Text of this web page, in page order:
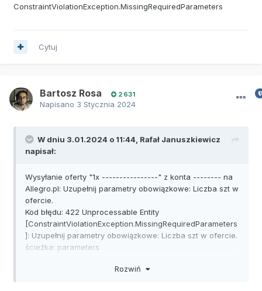
ConstraintViolationException.MissingRequiredParameters
Cytuj
Bartosz Rosa 2 631
Napisano 3 Stycznia 2024
W dniu 3.01.2024 o 11:44, Rafał Januszkiewicz
napisał:
Wysyłanie oferty "1x ----------------" z konta -------- na
Allegro.pl: Uzupełnij parametry obowiązkowe: Liczba szt w
ofercie.
Kod błędu: 422 Unprocessable Entity
[ConstraintViolationException.MissingRequiredParameters
]: Uzupełnij parametry obowiązkowe: Liczba szt w ofercie.
ścieżka: parameters
ConstraintViolationException.MissingRequiredParameters
Rozwiń